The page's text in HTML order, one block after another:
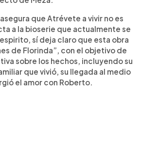
que Atrévete a vivir no es
a la bioserie que actualmente se
sí deja claro que esta obra
de Florinda”, con el objetivo de
sobre los hechos, incluyendo su
que vivió, su llegada al medio
el amor con Roberto.